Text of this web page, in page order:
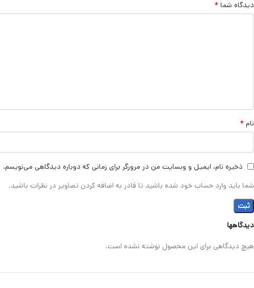
دیدگاهها
هیچ دیدگاهی برای این محصول نوشته نشده است.
دیدگاه شما *
نام *
ذخیره نام، ایمیل و وبسایت من در مرورگر برای زمانی که دوباره دیدگاهی می‌نویسم.
شما باید وارد حساب خود شده باشید تا قادر به اضافه کردن تصاویر در نظرات باشید.